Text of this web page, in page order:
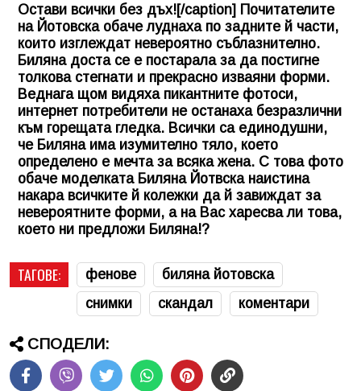
Остави всички без дъх![/caption] Почитателите
на Йотовска обаче луднаха по задните й части,
които изглеждат невероятно съблазнително.
Биляна доста се е постарала за да постигне
толкова стегнати и прекрасно изваяни форми.
Веднага щом видяха пикантните фотоси,
интернет потребители не останаха безразлични
към горещата гледка. Всички са единодушни,
че Биляна има изумително тяло, което
определено е мечта за всяка жена. С това фото
обаче моделката Биляна Йотвска наистина
накара всичките й колежки да й завиждат за
невероятните форми, а на Вас харесва ли това,
което ни предложи Биляна!?
ТАГОВЕ: фенове
биляна йотовска
снимки
скандал коментари
СПОДЕЛИ: